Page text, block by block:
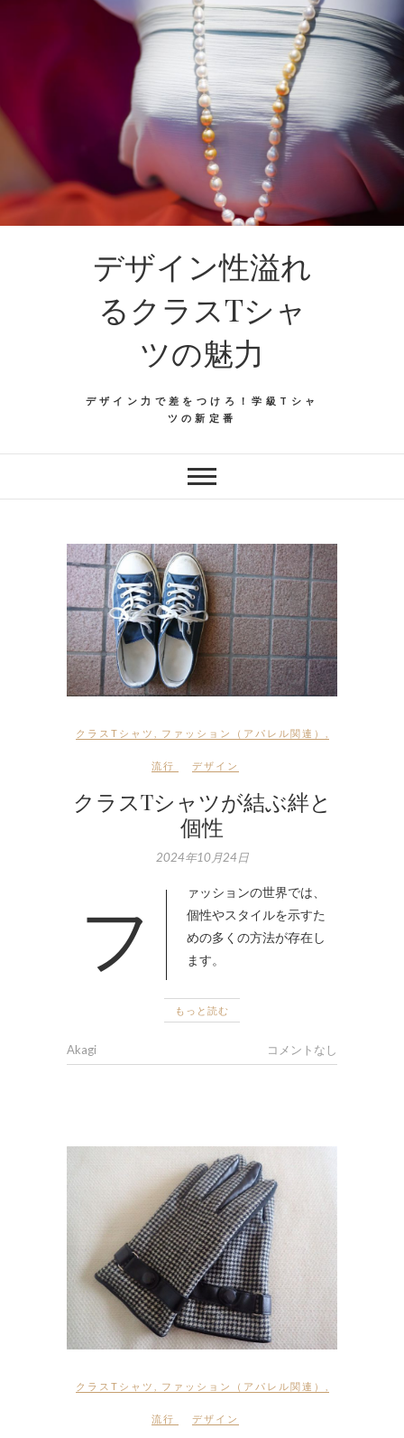
デザイン性溢れ
るクラスTシャ
ツの魅力
デザイン力で差をつけろ！学級Tシャ
ツの新定番
クラスTシャツ ファッション（アパレル関連）
流行 デザイン
クラスTシャツが結ぶ絆と
個性
2024年10月24日
ファッションの世界では、
個性やスタイルを示すた
めの多くの方法が存在し
ます。
もっと読む
Akagi コメントなし
クラスTシャツ ファッション（アパレル関連）
流行 デザイン